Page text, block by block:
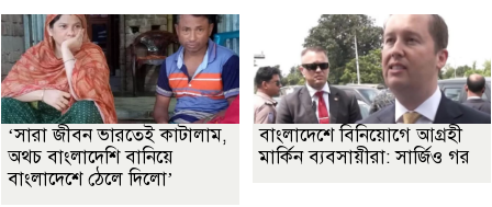
‘সারা জীবন ভারতেই কাটালাম,
অথচ বাংলাদেশি বানিয়ে
বাংলাদেশে ঠেলে দিলো’
বাংলাদেশে বিনিয়োগে আগ্রহী
মার্কিন ব্যবসায়ীরা: সার্জিও গর